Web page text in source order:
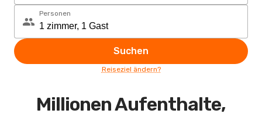
Personen
Suchen
Reiseziel ändern?
Millionen Aufenthalte,